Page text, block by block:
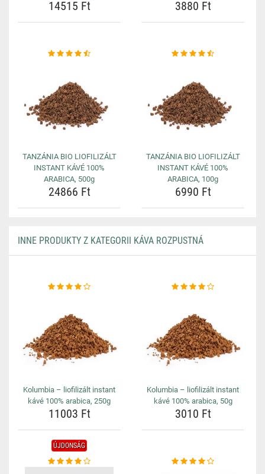
14515 Ft 3880 Ft
TANZÁNIA BIO LIOFILIZÁLT
INSTANT KÁVÉ 100%
ARABICA, 500g
24866 Ft
TANZÁNIA BIO LIOFILIZÁLT
INSTANT KÁVÉ 100%
ARABICA, 100g
6990 Ft
INNE PRODUKTY Z KATEGORII KÁVA ROZPUSTNÁ
Kolumbia – liofilizált instant
kávé 100% arabica, 250g
11003 Ft
Kolumbia – liofilizált instant
kávé 100% arabica, 50g
3010 Ft
ÚJDONSÁG